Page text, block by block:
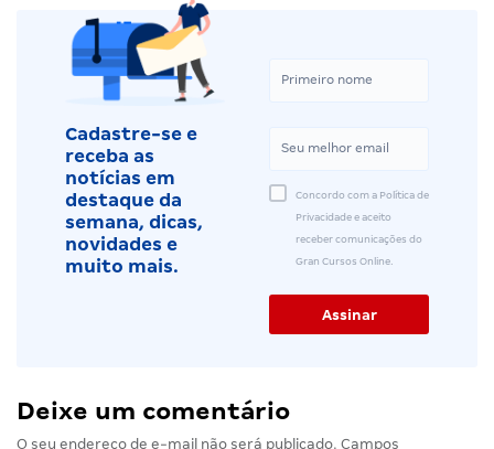
Cadastre-se e
receba as
notícias em
destaque da
semana, dicas,
novidades e
muito mais.
Concordo com a Política de
Privacidade e aceito
receber comunicações do
Gran Cursos Online.
Deixe um comentário
O seu endereço de e-mail não será publicado. Campos